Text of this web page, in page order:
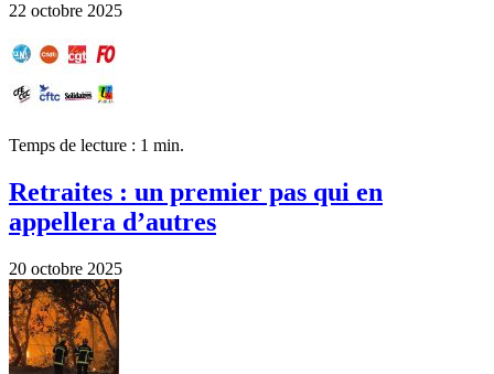
22 octobre 2025
Temps de lecture : 1 min.
Retraites : un premier pas qui en
appellera d’autres
20 octobre 2025